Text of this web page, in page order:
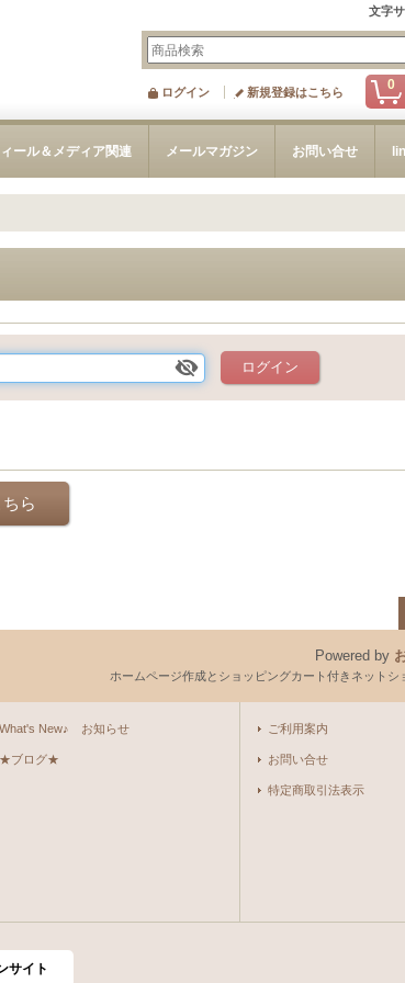
文字
0
ログイン 新規登録はこちら
ール＆メディア関連 メールマガジン お問い合せ
ら
Powered by
ホームページ作成とショッピングカート付きネットシ
What's New♪ お知らせ
★ブログ★
ご利用案内
お問い合せ
特定商取引法表示
サイト